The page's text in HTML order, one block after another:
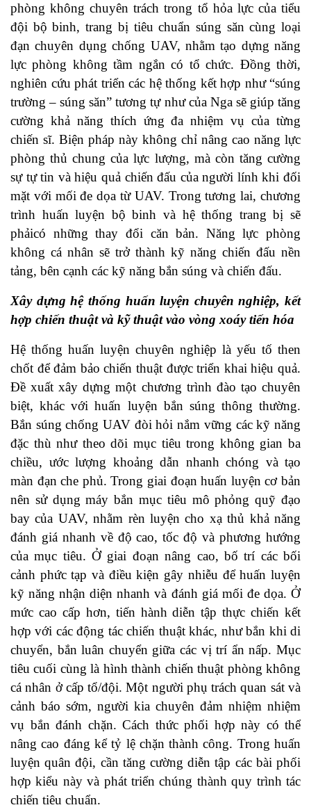
phòng không chuyên trách trong tổ hỏa lực của tiểu
đội bộ binh, trang bị tiêu chuẩn súng săn cùng loại
đạn chuyên dụng chống UAV, nhằm tạo dựng năng
lực phòng không tầm ngắn có tổ chức. Đồng thời,
nghiên cứu phát triển các hệ thống kết hợp như “súng
trường – súng săn” tương tự như của Nga sẽ giúp tăng
cường khả năng thích ứng đa nhiệm vụ của từng
chiến sĩ. Biện pháp này không chỉ nâng cao năng lực
phòng thủ chung của lực lượng, mà còn tăng cường
sự tự tin và hiệu quả chiến đấu của người lính khi đối
mặt với mối đe dọa từ UAV. Trong tương lai, chương
trình huấn luyện bộ binh và hệ thống trang bị sẽ
phảicó những thay đổi căn bản. Năng lực phòng
không cá nhân sẽ trở thành kỹ năng chiến đấu nền
tảng, bên cạnh các kỹ năng bắn súng và chiến đấu.
Xây dựng hệ thống huấn luyện chuyên nghiệp, kết
hợp chiến thuật và kỹ thuật vào vòng xoáy tiến hóa
Hệ thống huấn luyện chuyên nghiệp là yếu tố then
chốt để đảm bảo chiến thuật được triển khai hiệu quả.
Đề xuất xây dựng một chương trình đào tạo chuyên
biệt, khác với huấn luyện bắn súng thông thường.
Bắn súng chống UAV đòi hỏi nắm vững các kỹ năng
đặc thù như theo dõi mục tiêu trong không gian ba
chiều, ước lượng khoảng dẫn nhanh chóng và tạo
màn đạn che phủ. Trong giai đoạn huấn luyện cơ bản
nên sử dụng máy bắn mục tiêu mô phỏng quỹ đạo
bay của UAV, nhằm rèn luyện cho xạ thủ khả năng
đánh giá nhanh về độ cao, tốc độ và phương hướng
của mục tiêu. Ở giai đoạn nâng cao, bố trí các bối
cảnh phức tạp và điều kiện gây nhiễu để huấn luyện
kỹ năng nhận diện nhanh và đánh giá mối đe dọa. Ở
mức cao cấp hơn, tiến hành diễn tập thực chiến kết
hợp với các động tác chiến thuật khác, như bắn khi di
chuyển, bắn luân chuyển giữa các vị trí ẩn nấp. Mục
tiêu cuối cùng là hình thành chiến thuật phòng không
cá nhân ở cấp tổ/đội. Một người phụ trách quan sát và
cảnh báo sớm, người kia chuyên đảm nhiệm nhiệm
vụ bắn đánh chặn. Cách thức phối hợp này có thể
nâng cao đáng kể tỷ lệ chặn thành công. Trong huấn
luyện quân đội, cần tăng cường diễn tập các bài phối
hợp kiểu này và phát triển chúng thành quy trình tác
chiến tiêu chuẩn.